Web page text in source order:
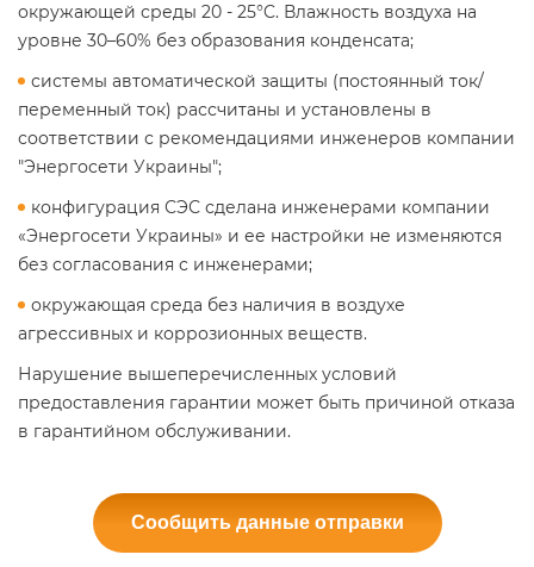
окружающей среды 20 - 25°C. Влажность воздуха на
уровне 30–60% без образования конденсата;
системы автоматической защиты (постоянный ток/
переменный ток) рассчитаны и установлены в
соответствии с рекомендациями инженеров компании
"Энергосети Украины";
конфигурация СЭС сделана инженерами компании
«Энергосети Украины» и ее настройки не изменяются
без согласования с инженерами;
окружающая среда без наличия в воздухе
агрессивных и коррозионных веществ.
Нарушение вышеперечисленных условий
предоставления гарантии может быть причиной отказа
в гарантийном обслуживании.
Сообщить данные отправки